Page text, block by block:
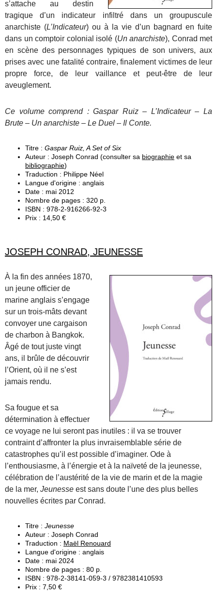
s’attache au destin
tragique d’un indicateur infiltré dans un groupuscule
anarchiste (L’Indicateur) ou à la vie d’un bagnard en fuite
dans un comptoir colonial isolé (Un anarchiste), Conrad met
en scène des personnages typiques de son univers, aux
prises avec une fatalité contraire, finalement victimes de leur
propre force, de leur vaillance et peut-être de leur
aveuglement.
Ce volume comprend : Gaspar Ruiz – L’Indicateur – La
Brute – Un anarchiste – Le Duel – Il Conte.
Titre : Gaspar Ruiz, A Set of Six
Auteur : Joseph Conrad (consulter sa biographie et sa
bibliographie)
Traduction : Philippe Néel
Langue d'origine : anglais
Date : mai 2012
Nombre de pages : 320 p.
ISBN : 978-2-916266-92-3
Prix : 14,50 €
JOSEPH CONRAD, JEUNESSE
À la fin des années 1870,
un jeune officier de
marine anglais s’engage
sur un trois-mâts devant
convoyer une cargaison
de charbon à Bangkok.
Âgé de tout juste vingt
ans, il brûle de découvrir
l’Orient, où il ne s’est
jamais rendu.
Sa fougue et sa
détermination à effectuer
ce voyage ne lui seront pas inutiles : il va se trouver
contraint d’affronter la plus invraisemblable série de
catastrophes qu’il est possible d’imaginer. Ode à
l’enthousiasme, à l’énergie et à la naïveté de la jeunesse,
célébration de l’austérité de la vie de marin et de la magie
de la mer, Jeunesse est sans doute l’une des plus belles
nouvelles écrites par Conrad.
Titre : Jeunesse
Auteur : Joseph Conrad
Traduction : Maël Renouard
Langue d'origine : anglais
Date : mai 2024
Nombre de pages : 80 p.
ISBN : 978-2-38141-059-3 / 9782381410593
Prix : 7,50 €